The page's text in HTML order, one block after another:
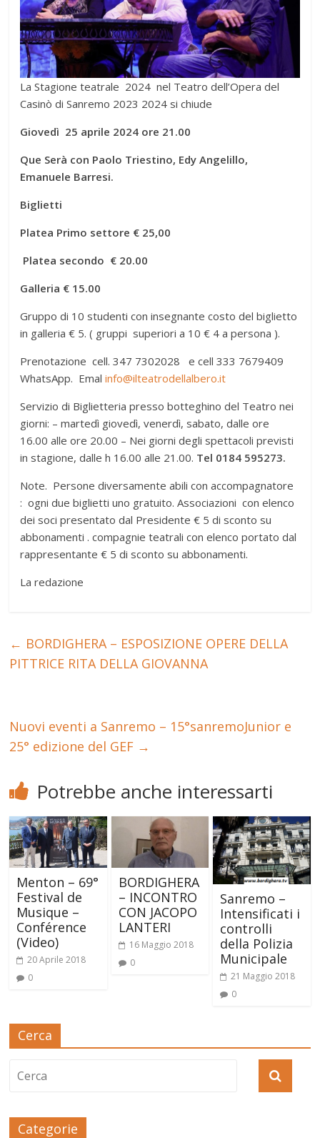
La Stagione teatrale 2024 nel Teatro dell’Opera del
Casinò di Sanremo 2023 2024 si chiude
Giovedì 25 aprile 2024 ore 21.00
Que Serà con Paolo Triestino, Edy Angelillo,
Emanuele Barresi.
Biglietti
Platea Primo settore € 25,00
Platea secondo € 20.00
Galleria € 15.00
Gruppo di 10 studenti con insegnante costo del biglietto
in galleria € 5. ( gruppi superiori a 10 € 4 a persona ).
Prenotazione cell. 347 7302028 e cell 333 7679409
WhatsApp. Emalinfo@ilteatrodellalbero.it
Servizio di Biglietteria presso botteghino del Teatro nei
giorni: – martedì giovedì, venerdì, sabato, dalle ore
16.00 alle ore 20.00 – Nei giorni degli spettacoli previsti
in stagione, dalle h 16.00 alle 21.00. Tel 0184 595273.
Note. Persone diversamente abili con accompagnatore
: ogni due biglietti uno gratuito. Associazioni con elenco
dei soci presentato dal Presidente € 5 di sconto su
abbonamenti . compagnie teatrali con elenco portato dal
rappresentante € 5 di sconto su abbonamenti.
La redazione
← BORDIGHERA – ESPOSIZIONE OPERE DELLA
PITTRICE RITA DELLA GIOVANNA
Nuovi eventi a Sanremo – 15°sanremoJunior e
25° edizione del GEF →
Potrebbe anche interessarti
Menton – 69°
Festival de
Musique –
Conférence
(Video)
20 Aprile 2018
0
BORDIGHERA
– INCONTRO
CON JACOPO
LANTERI
16 Maggio 2018
0
Sanremo –
Intensificati i
controlli
della Polizia
Municipale
21 Maggio 2018
0
Cerca
Categorie